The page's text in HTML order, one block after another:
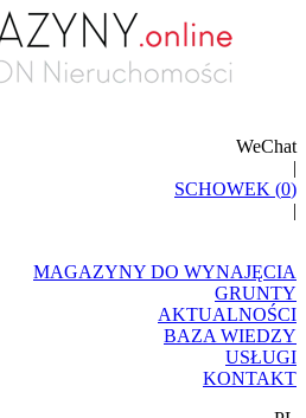
WeChat
|
SCHOWEK (0)
|
MAGAZYNY DO WYNAJĘCIA
GRUNTY
AKTUALNOŚCI
BAZA WIEDZY
USŁUGI
KONTAKT